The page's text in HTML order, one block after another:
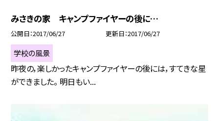
みさきの家 キャンプファイヤーの後に…
公開日 2017/06/27 更新日 2017/06/27
学校の風景
昨夜の，楽しかったキャンプファイヤーの後には，すてきな星
ができました。 明日もい...